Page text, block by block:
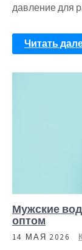
давление для
Читать
Мужские
оптом
14 МАЯ 2026